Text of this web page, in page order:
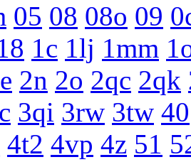
05 08 08o 09
1c 1lj 1mm
2n 2o 2qc 2qk
3qi 3rw 3tw 40
4t2 4vp 4z 51